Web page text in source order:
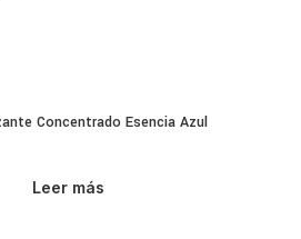
Concentrado Esencia Azul
Leer más